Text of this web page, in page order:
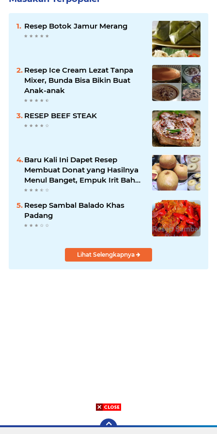
Resep Botok Jamur Merang
Resep Ice Cream Lezat Tanpa
Mixer, Bunda Bisa Bikin Buat
Anak-anak
RESEP BEEF STEAK
Baru Kali Ini Dapet Resep
Membuat Donat yang Hasilnya
Menul Banget, Empuk Irit Bahan
!
Resep Sambal Balado Khas
Padang
Lihat Selengkapnya